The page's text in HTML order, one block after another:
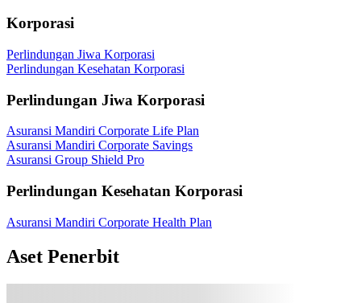
Korporasi
Perlindungan Jiwa Korporasi
Perlindungan Kesehatan Korporasi
Perlindungan Jiwa Korporasi
Asuransi Mandiri Corporate Life Plan
Asuransi Mandiri Corporate Savings
Asuransi Group Shield Pro
Perlindungan Kesehatan Korporasi
Asuransi Mandiri Corporate Health Plan
Aset Penerbit